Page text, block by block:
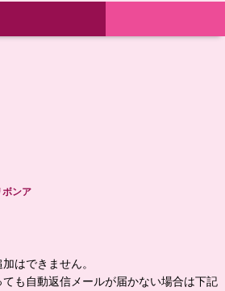
ボンア
はできません。
も自動返信メールが届かない場合は下記